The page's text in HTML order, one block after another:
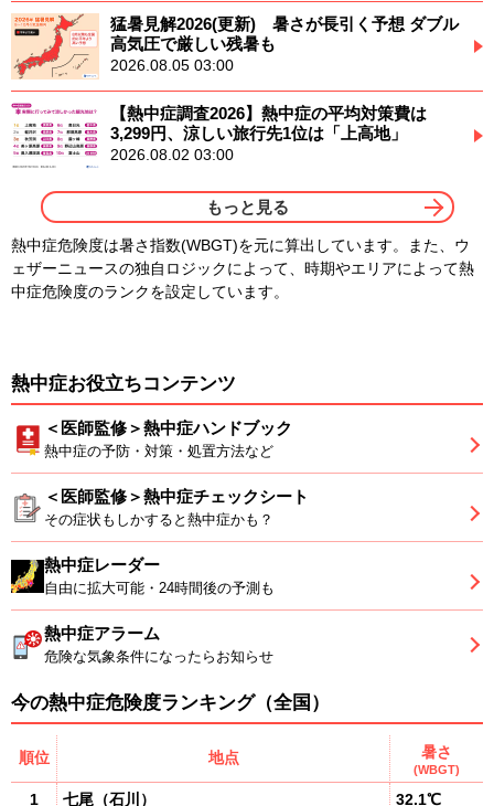
猛暑見解2026(更新) 暑さが長引く予想 ダブル
高気圧で厳しい残暑も
2026.08.05 03:00
【熱中症調査2026】熱中症の平均対策費は
3,299円、涼しい旅行先1位は「上高地」
2026.08.02 03:00
もっと見る
熱中症危険度は暑さ指数(WBGT)を元に算出しています。また、ウ
ェザーニュースの独自ロジックによって、時期やエリアによって熱
中症危険度のランクを設定しています。
熱中症お役立ちコンテンツ
＜医師監修＞熱中症ハンドブック
熱中症の予防・対策・処置方法など
＜医師監修＞熱中症チェックシート
その症状もしかすると熱中症かも？
熱中症レーダー
自由に拡大可能・24時間後の予測も
熱中症アラーム
危険な気象条件になったらお知らせ
今の熱中症危険度ランキング（全国）
順位 地点 暑さ
(WBGT)
1 七尾 （石川 ） 32.1℃